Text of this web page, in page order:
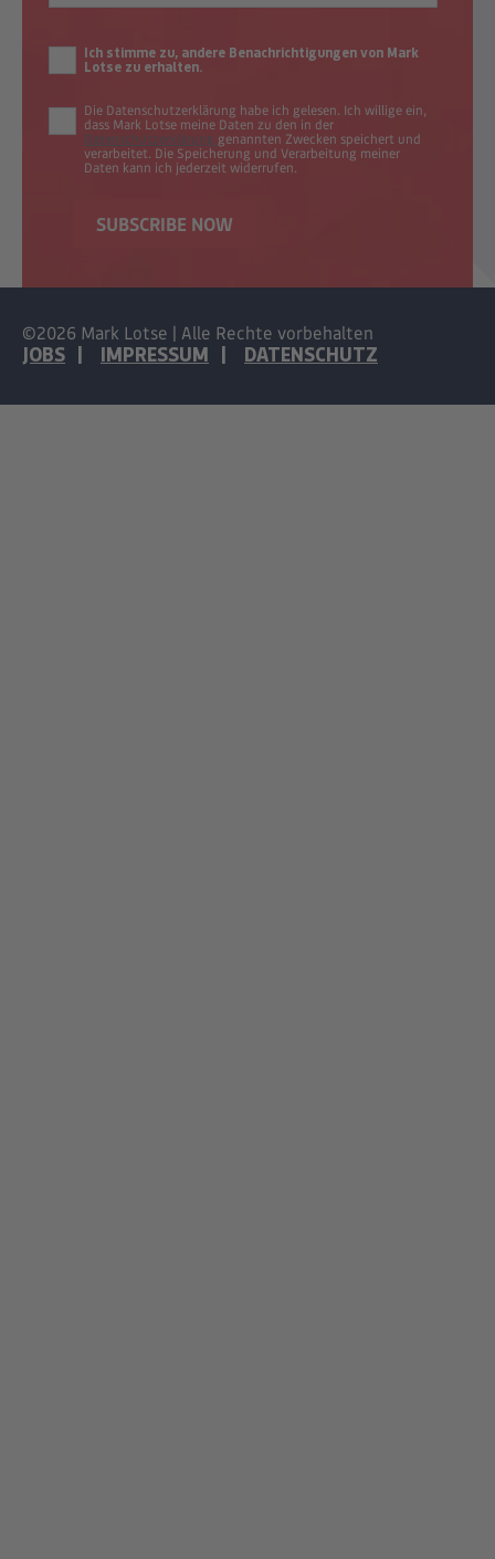
Ich stimme zu, andere Benachrichtigungen von Mark
Lotse zu erhalten.
Die Datenschutzerklärung habe ich gelesen. Ich willige ein,
dass Mark Lotse meine Daten zu den in der
Datenschutzerklärung genannten Zwecken speichert und
verarbeitet. Die Speicherung und Verarbeitung meiner
Daten kann ich jederzeit widerrufen.
©2026 Mark Lotse | Alle Rechte vorbehalten
JOBS IMPRESSUM DATENSCHUTZ